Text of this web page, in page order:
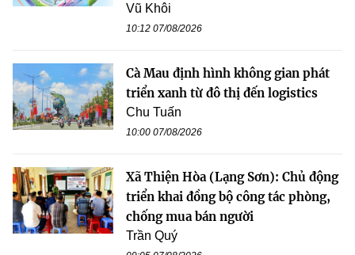
Vũ Khôi
10:12 07/08/2026
Cà Mau định hình không gian phát
triển xanh từ đô thị đến logistics
Chu Tuấn
10:00 07/08/2026
Xã Thiện Hòa (Lạng Sơn): Chủ động
triển khai đồng bộ công tác phòng,
chống mua bán người
Trần Quý